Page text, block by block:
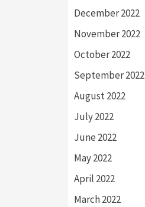
December 2022
November 2022
October 2022
September 2022
August 2022
July 2022
June 2022
May 2022
April 2022
March 2022